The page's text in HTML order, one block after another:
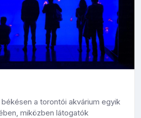
a torontói akvárium egyik
miközben látogatók